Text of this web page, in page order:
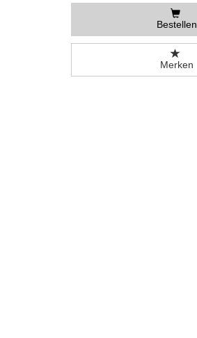
Bestellen
Merken